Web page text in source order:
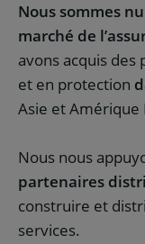
Nous sommes
marché de
avons acquis
et en protection
Asie et Amérique
Nous nous
partenaires
construire et
services.